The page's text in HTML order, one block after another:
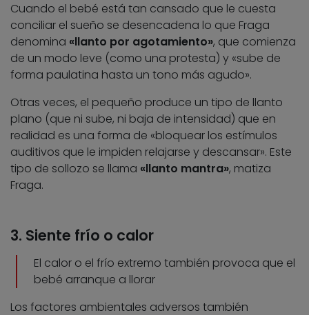
Cuando el bebé está tan cansado que le cuesta
conciliar el sueño se desencadena lo que Fraga
denomina «llanto por agotamiento», que comienza
de un modo leve (como una protesta) y «sube de
forma paulatina hasta un tono más agudo».
Otras veces, el pequeño produce un tipo de llanto
plano (que ni sube, ni baja de intensidad) que en
realidad es una forma de «bloquear los estímulos
auditivos que le impiden relajarse y descansar». Este
tipo de sollozo se llama «llanto mantra», matiza
Fraga.
3. Siente frío o calor
El calor o el frío extremo también provoca que el
bebé arranque a llorar
Los factores ambientales adversos también